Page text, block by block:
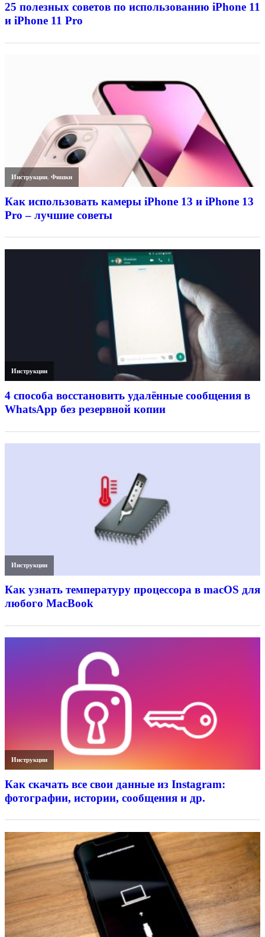
25 полезных советов по использованию iPhone 11
и iPhone 11 Pro
Инструкции,Фишки
Как использовать камеры iPhone 13 и iPhone 13
Pro – лучшие советы
Инструкции
4 способа восстановить удалённые сообщения в
WhatsApp без резервной копии
Инструкции
Как узнать температуру процессора в macOS для
любого MacBook
Инструкции
Как скачать все свои данные из Instagram:
фотографии, истории, сообщения и др.